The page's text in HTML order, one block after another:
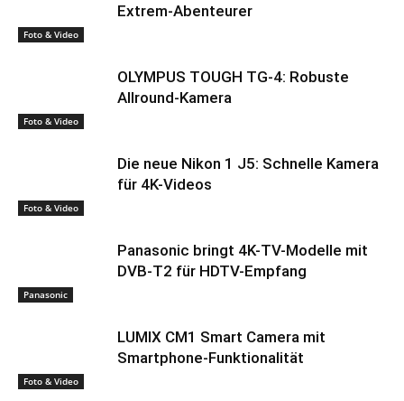
Foto & Video
Extrem-Abenteurer
Foto & Video
OLYMPUS TOUGH TG-4: Robuste
Allround-Kamera
Foto & Video
Die neue Nikon 1 J5: Schnelle Kamera
für 4K-Videos
Panasonic
Panasonic bringt 4K-TV-Modelle mit
DVB-T2 für HDTV-Empfang
Foto & Video
LUMIX CM1 Smart Camera mit
Smartphone-Funktionalität